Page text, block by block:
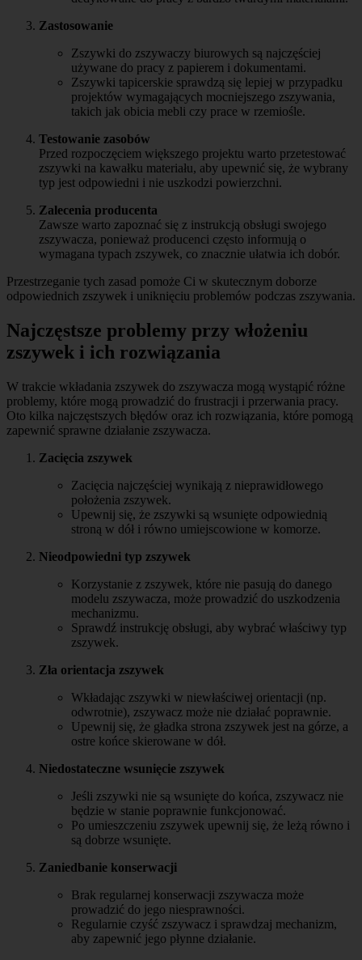
Zastosowanie
Zszywki do zszywaczy biurowych są najczęściej
używane do pracy z papierem i dokumentami.
Zszywki tapicerskie sprawdzą się lepiej w przypadku
projektów wymagających mocniejszego zszywania,
takich jak obicia mebli czy prace w rzemiośle.
Testowanie zasobów
Przed rozpoczęciem większego projektu warto przetestować
zszywki na kawałku materiału, aby upewnić się, że wybrany
typ jest odpowiedni i nie uszkodzi powierzchni.
Zalecenia producenta
Zawsze warto zapoznać się z instrukcją obsługi swojego
zszywacza, ponieważ producenci często informują o
wymagana typach zszywek, co znacznie ułatwia ich dobór.
Przestrzeganie tych zasad pomoże Ci w skutecznym doborze
odpowiednich zszywek i uniknięciu problemów podczas zszywania.
Najczęstsze problemy przy włożeniu
zszywek i ich rozwiązania
W trakcie wkładania zszywek do zszywacza mogą wystąpić różne
problemy, które mogą prowadzić do frustracji i przerwania pracy.
Oto kilka najczęstszych błędów oraz ich rozwiązania, które pomogą
zapewnić sprawne działanie zszywacza.
Zacięcia zszywek
Zacięcia najczęściej wynikają z nieprawidłowego
położenia zszywek.
Upewnij się, że zszywki są wsunięte odpowiednią
stroną w dół i równo umiejscowione w komorze.
Nieodpowiedni typ zszywek
Korzystanie z zszywek, które nie pasują do danego
modelu zszywacza, może prowadzić do uszkodzenia
mechanizmu.
Sprawdź instrukcję obsługi, aby wybrać właściwy typ
zszywek.
Zła orientacja zszywek
Wkładając zszywki w niewłaściwej orientacji (np.
odwrotnie), zszywacz może nie działać poprawnie.
Upewnij się, że gładka strona zszywek jest na górze, a
ostre końce skierowane w dół.
Niedostateczne wsunięcie zszywek
Jeśli zszywki nie są wsunięte do końca, zszywacz nie
będzie w stanie poprawnie funkcjonować.
Po umieszczeniu zszywek upewnij się, że leżą równo i
są dobrze wsunięte.
Zaniedbanie konserwacji
Brak regularnej konserwacji zszywacza może
prowadzić do jego niesprawności.
Regularnie czyść zszywacz i sprawdzaj mechanizm,
aby zapewnić jego płynne działanie.